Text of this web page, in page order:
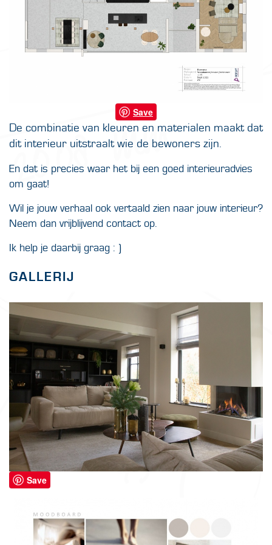
Save
De combinatie van kleuren en materialen maakt dat
dit interieur uitstraalt wie de bewoners zijn.
En dat is precies waar het bij een goed interieuradvies
om gaat!
Wil je jouw verhaal ook vertaald zien naar jouw interieur?
Neem dan vrijblijvend contact op.
Ik help je daarbij graag : )
GALLERIJ
Save